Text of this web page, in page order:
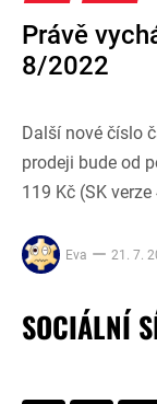
Právě
8/2022
Další nové číslo
prodeji bude od
119 Kč (SK verze
Eva 21. 7.
SOCIÁLNÍ